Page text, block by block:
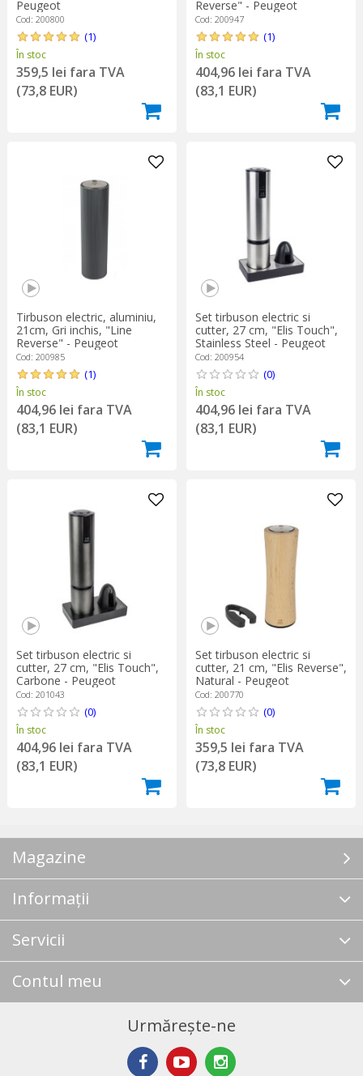
Peugeot
Cod: 200800
(1)
În stoc
359,5 lei fara TVA
(73,8 EUR)
Reverse" - Peugeot
Cod: 200947
(1)
În stoc
404,96 lei fara TVA
(83,1 EUR)
Tirbuson electric, aluminiu,
21cm, Gri inchis, "Line
Reverse" - Peugeot
Cod: 200985
(1)
În stoc
404,96 lei fara TVA
(83,1 EUR)
Set tirbuson electric si
cutter, 27 cm, "Elis Touch",
Stainless Steel - Peugeot
Cod: 200954
(0)
În stoc
404,96 lei fara TVA
(83,1 EUR)
Set tirbuson electric si
cutter, 27 cm, "Elis Touch",
Carbone - Peugeot
Cod: 201043
(0)
În stoc
404,96 lei fara TVA
(83,1 EUR)
Set tirbuson electric si
cutter, 21 cm, "Elis Reverse",
Natural - Peugeot
Cod: 200770
(0)
În stoc
359,5 lei fara TVA
(73,8 EUR)
Magazine
Informații
Servicii
Contul meu
Urmărește-ne